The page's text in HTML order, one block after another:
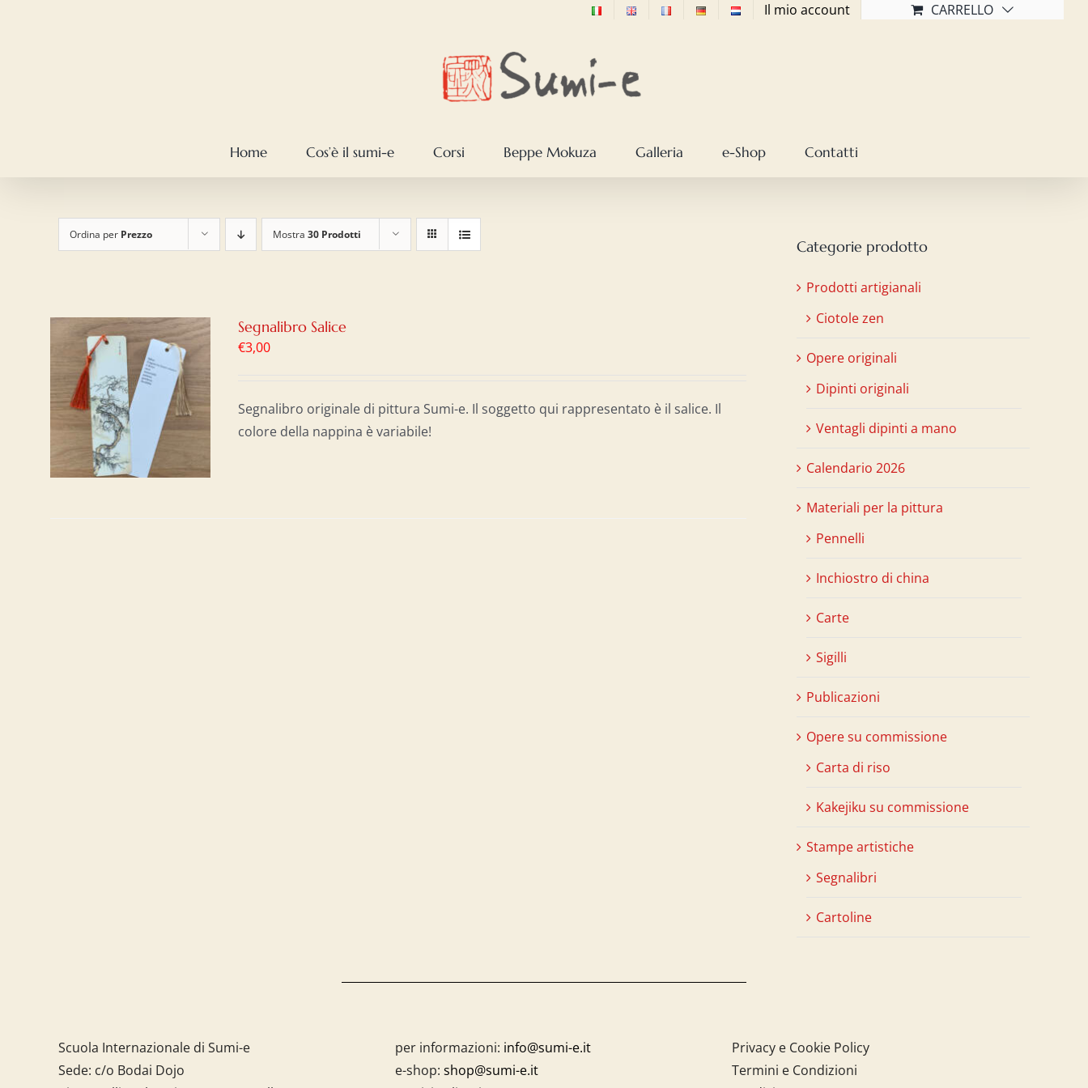
Il mio account CARRELLO
Home Cos’è il sumi-e Corsi Beppe Mokuza Galleria e-Shop Contatti
Ordina per Prezzo Mostra 30 Prodotti
Segnalibro Salice
€3,00
Segnalibro originale di pittura Sumi-e. Il soggetto qui rappresentato è il salice. Il
colore della nappina è variabile!
Categorie prodotto
Prodotti artigianali
Ciotole zen
Opere originali
Dipinti originali
Ventagli dipinti a mano
Calendario 2026
Materiali per la pittura
Pennelli
Inchiostro di china
Carte
Sigilli
Publicazioni
Opere su commissione
Carta di riso
Kakejiku su commissione
Stampe artistiche
Segnalibri
Cartoline
Scuola Internazionale di Sumi-e
Sede: c/o Bodai Dojo
per informazioni: info@sumi-e.it
e-shop: shop@sumi-e.it
Privacy e Cookie Policy
Termini e Condizioni